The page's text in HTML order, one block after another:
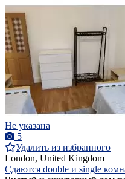
Не указана
5
Удалить из избранного
London, United Kingdom
Сдаются double и single